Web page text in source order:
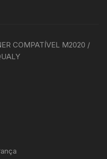
COMPATÍVEL M2020 /